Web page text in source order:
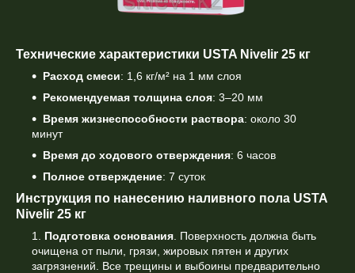
Технические характеристики USTA Nivelir 25 кг
Расход смеси: 1,6 кг/м² на 1 мм слоя
Рекомендуемая толщина слоя: 3–20 мм
Время жизнеспособности раствора: около 30
минут
Время до ходового отверждения: 6 часов
Полное отверждение: 7 суток
Инструкция по нанесению наливного пола USTA
Nivelir 25 кг
Подготовка основания . Поверхность должна быть
очищена от пыли, грязи, жировых пятен и других
загрязнений. Все трещины и выбоины предварительно